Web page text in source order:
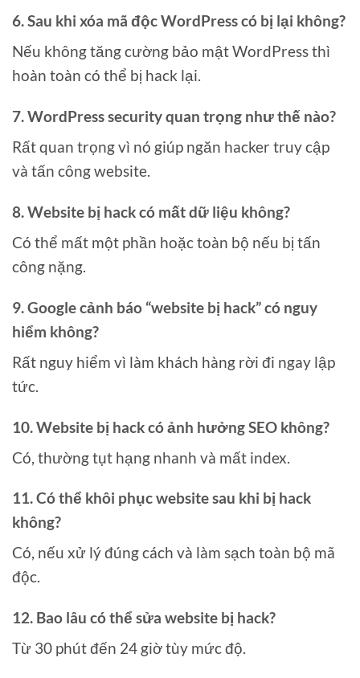
6. Sau khi xóa mã độc WordPress có bị lại không?
Nếu không tăng cường bảo mật WordPress thì
hoàn toàn có thể bị hack lại.
7. WordPress security quan trọng như thế nào?
Rất quan trọng vì nó giúp ngăn hacker truy cập
và tấn công website.
8. Website bị hack có mất dữ liệu không?
Có thể mất một phần hoặc toàn bộ nếu bị tấn
công nặng.
9. Google cảnh báo “website bị hack” có nguy
hiểm không?
Rất nguy hiểm vì làm khách hàng rời đi ngay lập
tức.
10. Website bị hack có ảnh hưởng SEO không?
Có, thường tụt hạng nhanh và mất index.
11. Có thể khôi phục website sau khi bị hack
không?
Có, nếu xử lý đúng cách và làm sạch toàn bộ mã
độc.
12. Bao lâu có thể sửa website bị hack?
Từ 30 phút đến 24 giờ tùy mức độ.